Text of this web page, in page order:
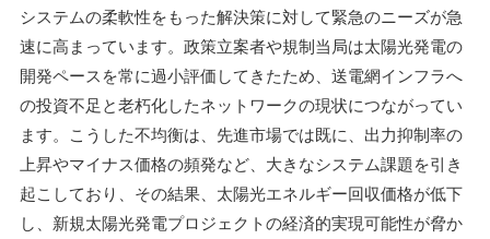
システムの柔軟性をもった解決策に対して緊急のニーズが急
速に高まっています。政策立案者や規制当局は太陽光発電の
開発ペースを常に過小評価してきたため、送電網インフラへ
の投資不足と老朽化したネットワークの現状につながってい
ます。こうした不均衡は、先進市場では既に、出力抑制率の
上昇やマイナス価格の頻発など、大きなシステム課題を引き
起こしており、その結果、太陽光エネルギー回収価格が低下
し、新規太陽光発電プロジェクトの経済的実現可能性が脅か